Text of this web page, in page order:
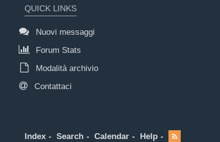
QUICK LINKS
Nuovi messaggi
Forum Stats
Modalità archivio
Contattaci
Index Search Calendar Help